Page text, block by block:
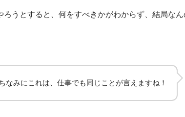
ろうとすると、何をすべきかがわからず、結局な
なみにこれは、仕事でも同じことが言えますね！